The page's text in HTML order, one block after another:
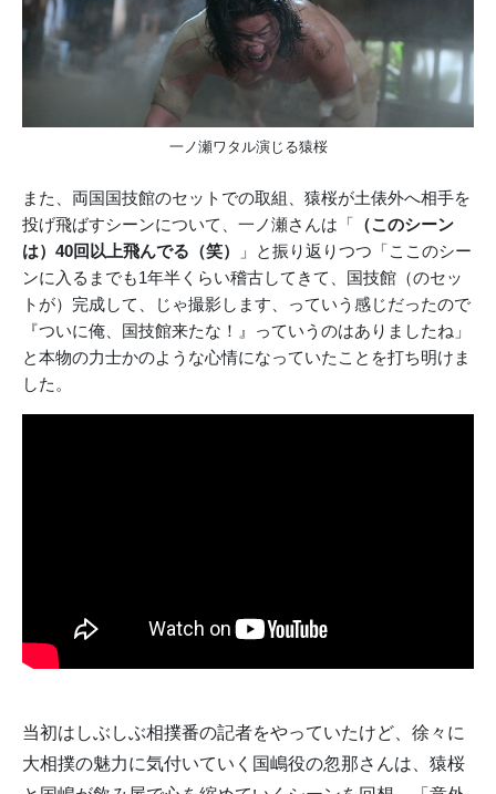
一ノ瀬ワタル演じる猿桜
また、両国国技館のセットでの取組、猿桜が土俵外へ相手を
投げ飛ばすシーンについて、一ノ瀬さんは「 （このシーン
は）40回以上飛んでる（笑）
」と振り返りつつ「ここのシー
ンに入るまでも1年半くらい稽古してきて、国技館（のセッ
トが）完成して、じゃ撮影します、っていう感じだったので
『ついに俺、国技館来たな！』っていうのはありましたね」
と本物の力士かのような心情になっていたことを打ち明けま
した。
当初はしぶしぶ相撲番の記者をやっていたけど、徐々に
大相撲の魅力に気付いていく国嶋役の忽那さんは、猿桜